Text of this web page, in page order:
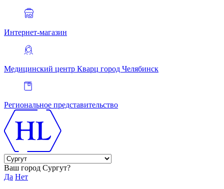
Интернет-магазин
Медицинский центр Кварц город Челябинск
Региональное представительство
Ваш город Сургут?
Да Нет